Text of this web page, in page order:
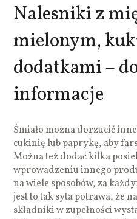
Nalesniki z
mielonym,
dodatkami –
informacje
Śmiało można dorzucić
cukinię lub paprykę, aby
Można też dodać kilka
wprowadzeniu innego
na wiele sposobów, za
jest to tak syta potrawa, że
składniki w zupełności